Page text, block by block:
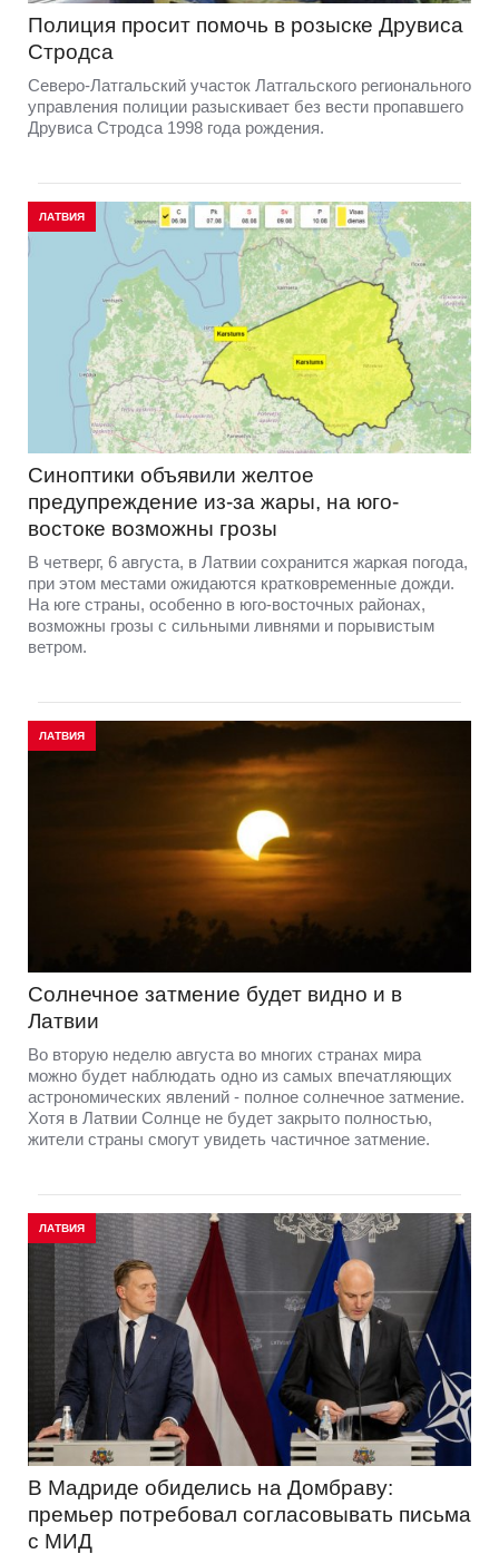
Полиция просит помочь в розыске Друвиса
Стродса
Северо-Латгальский участок Латгальского регионального
управления полиции разыскивает без вести пропавшего
Друвиса Стродса 1998 года рождения.
ЛАТВИЯ
Синоптики объявили желтое
предупреждение из-за жары, на юго-
востоке возможны грозы
В четверг, 6 августа, в Латвии сохранится жаркая погода,
при этом местами ожидаются кратковременные дожди.
На юге страны, особенно в юго-восточных районах,
возможны грозы с сильными ливнями и порывистым
ветром.
ЛАТВИЯ
Солнечное затмение будет видно и в
Латвии
Во вторую неделю августа во многих странах мира
можно будет наблюдать одно из самых впечатляющих
астрономических явлений - полное солнечное затмение.
Хотя в Латвии Солнце не будет закрыто полностью,
жители страны смогут увидеть частичное затмение.
ЛАТВИЯ
В Мадриде обиделись на Домбраву:
премьер потребовал согласовывать письма
с МИД